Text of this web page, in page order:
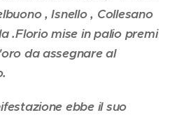
, Isnello , Collesano
.Florio mise in palio premi
da assegnare al
ebbe il suo